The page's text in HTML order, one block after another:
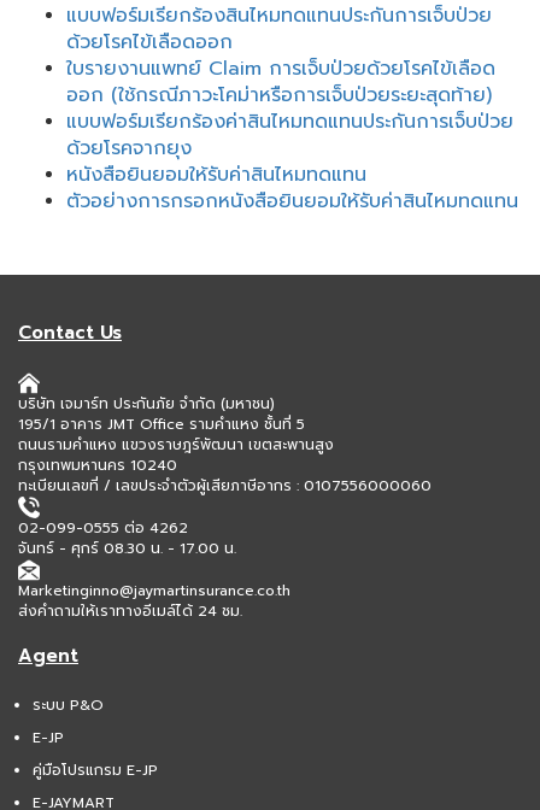
แบบฟอร์มเรียกร้องสินไหมทดแทนประกันการเจ็บป่วย
ด้วยโรคไข้เลือดออก
ใบรายงานแพทย์ Claim การเจ็บป่วยด้วยโรคไข้เลือด
ออก (ใช้กรณีภาวะโคม่าหรือการเจ็บป่วยระยะสุดท้าย)
แบบฟอร์มเรียกร้องค่าสินไหมทดแทนประกันการเจ็บป่วย
ด้วยโรคจากยุง
หนังสือยินยอมให้รับค่าสินไหมทดแทน
ตัวอย่างการกรอกหนังสือยินยอมให้รับค่าสินไหมทดแทน
Contact Us
บริษัท เจมาร์ท ประกันภัย จำกัด (มหาชน)
195/1 อาคาร JMT Office รามคำแหง ชั้นที่ 5
ถนนรามคำแหง แขวงราษฎร์พัฒนา เขตสะพานสูง
กรุงเทพมหานคร 10240
ทะเบียนเลขที่ / เลขประจำตัวผู้เสียภาษีอากร : 0107556000060
02-099-0555 ต่อ 4262
จันทร์ - ศุกร์ 08.30 น. - 17.00 น.
Marketinginno@jaymartinsurance.co.th
ส่งคำถามให้เราทางอีเมล์ได้ 24 ชม.
Agent
ระบบ P&O
E-JP
คู่มือโปรแกรม E-JP
E-JAYMART